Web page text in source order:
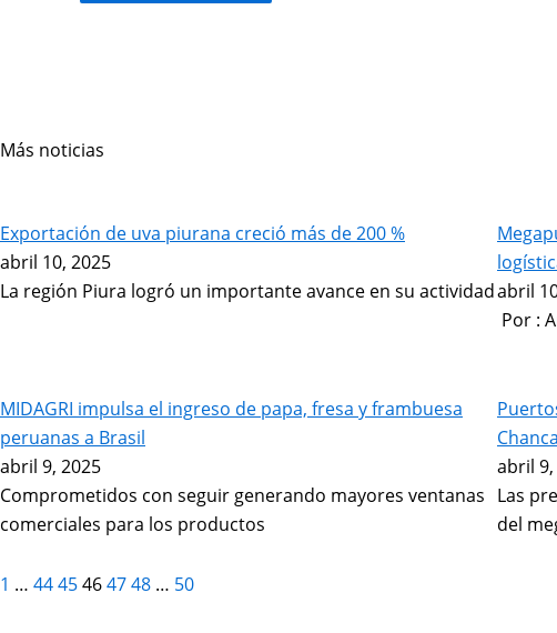
Más noticias
Exportación de uva piurana creció más de 200 %
abril 10, 2025
La región Piura logró un importante avance en su actividadabril
Por :
MIDAGRI impulsa el ingreso de papa, fresa y frambuesa
peruanas a Brasil
abril 9, 2025
Comprometidos con seguir generando mayores ventanas
comerciales para los productos
abril
Las
del
1 … 4445464748 … 50